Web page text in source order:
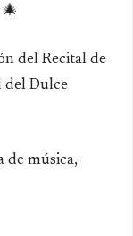
del Recital de
del Dulce
de música,